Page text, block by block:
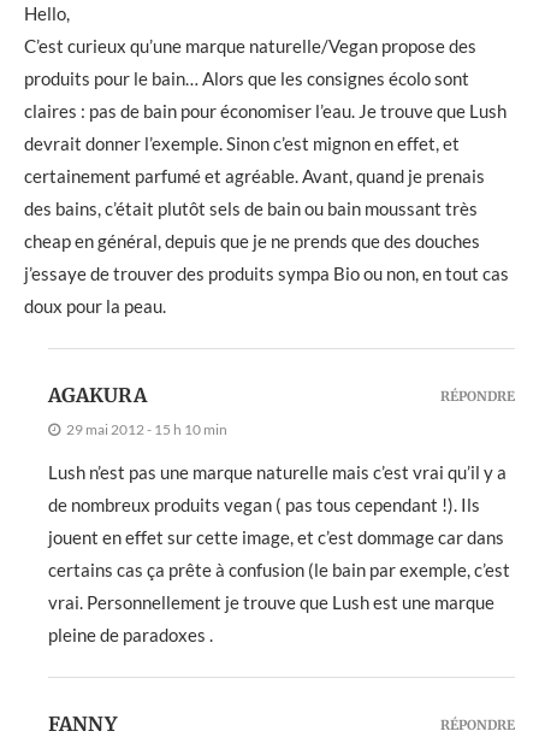
Hello,
C’est curieux qu’une marque naturelle/Vegan propose des
produits pour le bain… Alors que les consignes écolo sont
claires : pas de bain pour économiser l’eau. Je trouve que Lush
devrait donner l’exemple. Sinon c’est mignon en effet, et
certainement parfumé et agréable. Avant, quand je prenais
des bains, c’était plutôt sels de bain ou bain moussant très
cheap en général, depuis que je ne prends que des douches
j’essaye de trouver des produits sympa Bio ou non, en tout cas
doux pour la peau.
AGAKURA
29 mai 2012 - 15 h 10 min
Lush n’est pas une marque naturelle mais c’est vrai qu’il y a
de nombreux produits vegan ( pas tous cependant !). Ils
jouent en effet sur cette image, et c’est dommage car dans
certains cas ça prête à confusion (le bain par exemple, c’est
vrai. Personnellement je trouve que Lush est une marque
pleine de paradoxes .
RÉPONDRE
FANNY RÉPONDRE